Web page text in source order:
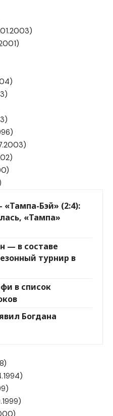
Бэй» (2:4):
«Тампа»
— в составе
турнир в
в список
Богдана